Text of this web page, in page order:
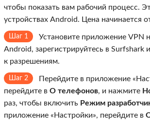
чтобы показать вам рабочий процесс.
устройствах Android. Цена начинается
Шаг 1
Установите приложение VPN
Android, зарегистрируйтесь в Surfshark
к разрешениям.
Шаг 2
Перейдите в приложение
перейдите в О телефонов, и нажмите
раз, чтобы включить Режим
приложение «Настройки», перейдите в